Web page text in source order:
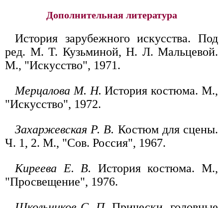
Дополнительная литература
История зарубежного искусства. Под
ред. М. Т. Кузьминой, Н. Л. Мальцевой.
М., "Искусство", 1971.
Мерцалова М. Н.История костюма. М.,
"Искусство", 1972.
Захаржевская Р. В. Костюм для сцены.
Ч. 1, 2. М., "Сов. Россия", 1967.
Киреева Е. В. История костюма. М.,
"Просвещение", 1976.